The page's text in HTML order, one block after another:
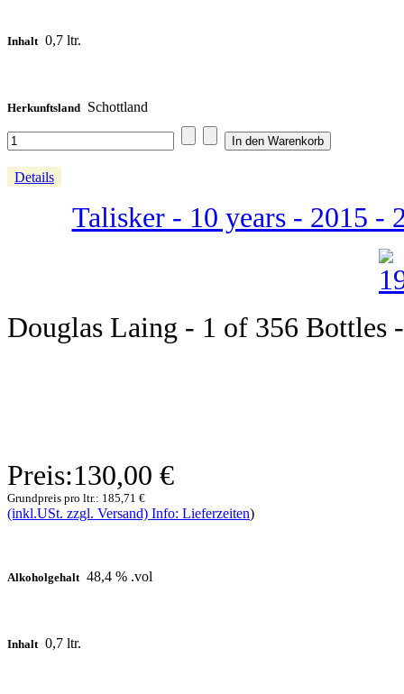
Inhalt 0,7 ltr.
Herkunftsland Schottland
Details
Talisker - 10 years - 2015 -
Douglas Laing - 1 of 356
Preis:130,00 €
Grundpreis pro ltr.: 185,71 €
(inkl.USt. zzgl. Versand) Info: Lieferzeiten)
Alkoholgehalt 48,4 % .vol
Inhalt 0,7 ltr.